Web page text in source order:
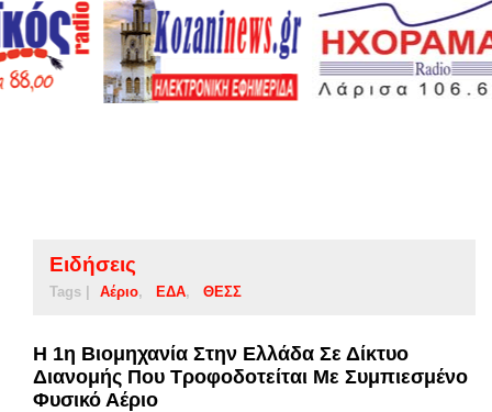
Ειδήσεις
Tags | Αέριο ΕΔΑ ΘΕΣΣ
Η 1η Βιομηχανία Στην Ελλάδα Σε Δίκτυο
Διανομής Που Τροφοδοτείται Με Συμπιεσμένο
Φυσικό Αέριο